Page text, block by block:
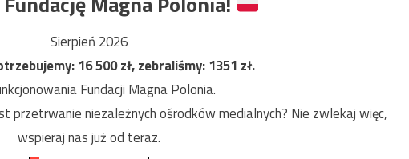
Sierpień 2026
16 500zł, zebraliśmy:1351 zł.
Fundacji Magna Polonia.
przetrwanie niezależnych ośrodków medialnych? Nie zwlekaj więc,
wspieraj nas już od teraz.